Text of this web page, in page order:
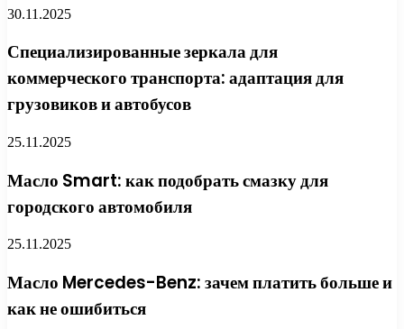
30.11.2025
Специализированные зеркала для
коммерческого транспорта: адаптация для
грузовиков и автобусов
25.11.2025
Масло Smart: как подобрать смазку для
городского автомобиля
25.11.2025
Масло Mercedes-Benz: зачем платить больше и
как не ошибиться